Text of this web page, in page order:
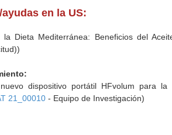
en la US:
Dieta Mediterránea: Beneficios del
dispositivo portátil HFvolum para
21_00010 - Equipo de Investigación)